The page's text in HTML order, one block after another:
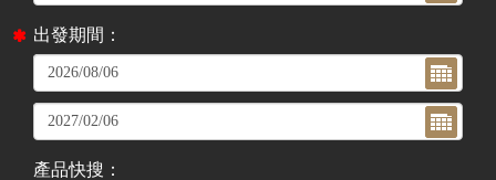
出發期間：
產品快搜：